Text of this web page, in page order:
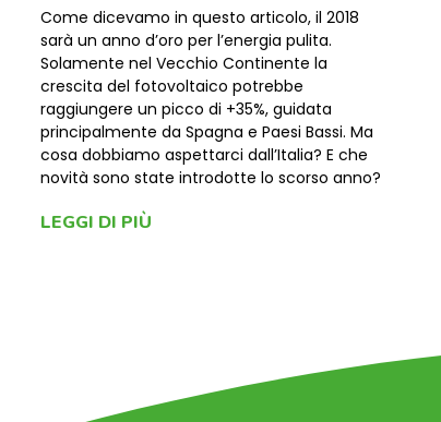
Come dicevamo in questo articolo, il 2018
sarà un anno d’oro per l’energia pulita.
Solamente nel Vecchio Continente la
crescita del fotovoltaico potrebbe
raggiungere un picco di +35%, guidata
principalmente da Spagna e Paesi Bassi. Ma
cosa dobbiamo aspettarci dall’Italia? E che
novità sono state introdotte lo scorso anno?
LEGGI DI PIÙ